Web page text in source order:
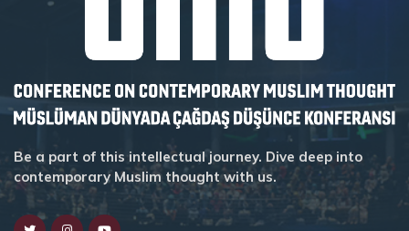
Be a part of this intellectual journey. Dive deep into
contemporary Muslim thought with us.